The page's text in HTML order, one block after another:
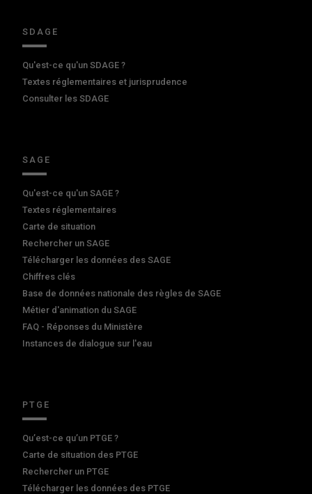
SDAGE
Qu'est-ce qu'un SDAGE ?
Textes réglementaires et jurisprudence
Consulter les SDAGE
SAGE
Qu'est-ce qu'un SAGE ?
Textes réglementaires
Carte de situation
Rechercher un SAGE
Télécharger les données des SAGE
Chiffres clés
Base de données nationale des règles de SAGE
Métier d'animation du SAGE
FAQ - Réponses du Ministère
Instances de dialogue sur l'eau
PTGE
Qu’est-ce qu’un PTGE ?
Carte de situation des PTGE
Rechercher un PTGE
Télécharger les données des PTGE